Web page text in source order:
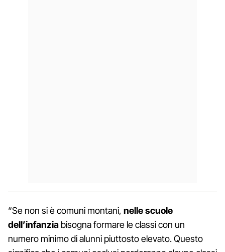
“Se non si è comuni montani, nelle scuole
dell’infanzia bisogna formare le classi con un
numero minimo di alunni piuttosto elevato. Questo